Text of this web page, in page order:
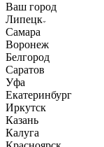
Ваш город
Липецк
Самара
Воронеж
Белгород
Саратов
Уфа
Екатеринбург
Иркутск
Казань
Калуга